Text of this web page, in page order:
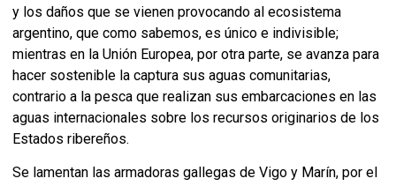
y los daños que se vienen provocando al ecosistema
argentino, que como sabemos, es único e indivisible;
mientras en la Unión Europea, por otra parte, se avanza para
hacer sostenible la captura sus aguas comunitarias,
contrario a la pesca que realizan sus embarcaciones en las
aguas internacionales sobre los recursos originarios de los
Estados ribereños.
Se lamentan las armadoras gallegas de Vigo y Marín, por el